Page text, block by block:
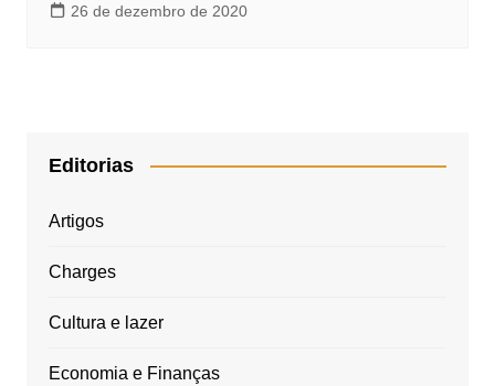
26 de dezembro de 2020
Editorias
Artigos
Charges
Cultura e lazer
Economia e Finanças